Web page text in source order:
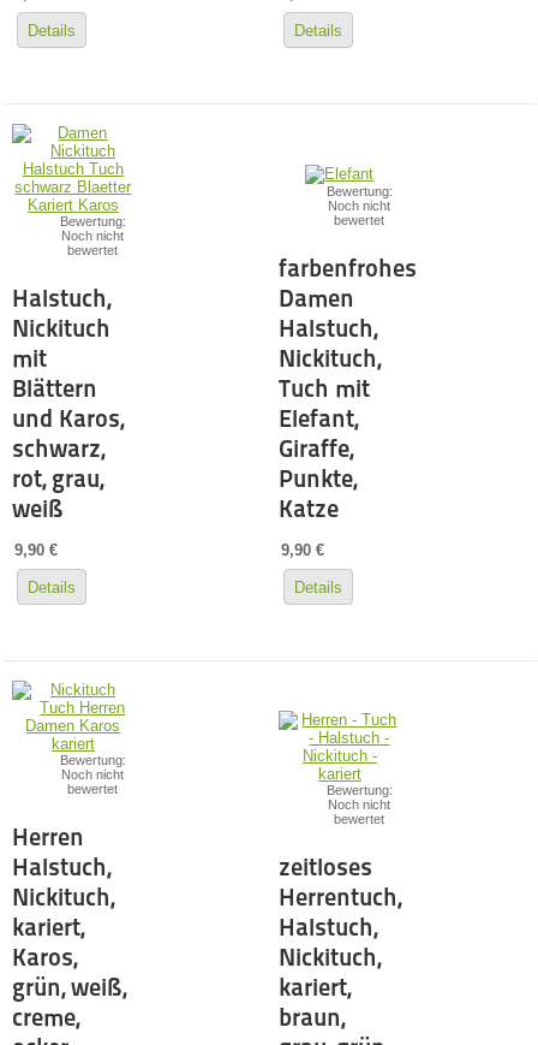
Details Details
Bewertung:
Noch nicht
bewertet
Halstuch,
Nickituch
mit
Blättern
und Karos,
schwarz,
rot, grau,
weiß
9,90 €
Details
Bewertung:
Noch nicht
bewertet
farbenfrohes
Damen
Halstuch,
Nickituch,
Tuch mit
Elefant,
Giraffe,
Punkte,
Katze
9,90 €
Details
Bewertung:
Noch nicht
bewertet
Herren
Halstuch,
Nickituch,
kariert,
Karos,
grün, weiß,
creme,
Bewertung:
Noch nicht
bewertet
zeitloses
Herrentuch,
Halstuch,
Nickituch,
kariert,
braun,